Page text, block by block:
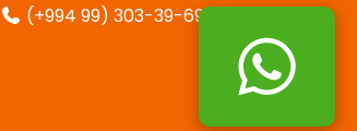
(+994 99) 303-39-69